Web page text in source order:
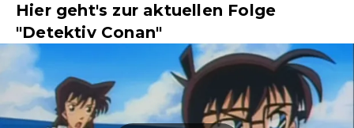
Hier geht's zur aktuellen Folge
"Detektiv Conan"